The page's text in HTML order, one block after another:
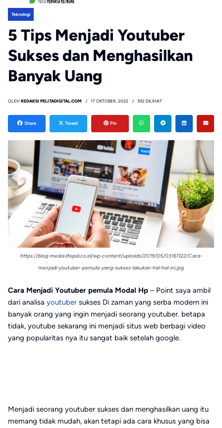
Teknologi
5 Tips Menjadi Youtuber
Sukses dan Menghasilkan
Banyak Uang
OLEH REDAKSI PELITADIGITAL.COM 17 OKTOBER, 2022 392 DILIHAT
Share Tweet Pin
https://blog-media.lifepal.co.id/wp-content/uploads/2019/05/03161122/Cara-
menjadi-youtuber-pemula-yang-sukses-lakukan-hal-hal-ini.jpg
Cara Menjadi Youtuber pemula Modal Hp – Point saya ambil
dari analisa youtuber sukses Di zaman yang serba modern ini
banyak orang yang ingin menjadi seorang youtuber. betapa
tidak, youtube sekarang ini menjadi situs web berbagi video
yang popularitas nya itu sangat baik setelah google.
Menjadi seorang youtuber sukses dan menghasilkan uang itu
memang tidak mudah, akan tetapi ada cara khusus yang bisa